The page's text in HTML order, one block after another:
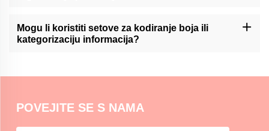
sredstvo za pisanje dnevnika ili organizaciju planera,
omogućavajući korisnicima lako dodavanje i pomicanje bilješaka
unutar svojih rasporeda.
Mogu li koristiti setove za kodiranje boja ili
kategorizaciju informacija?
način razlikovanja i naglašavanja važnih detalja.
POVEJITE SE S NAMA